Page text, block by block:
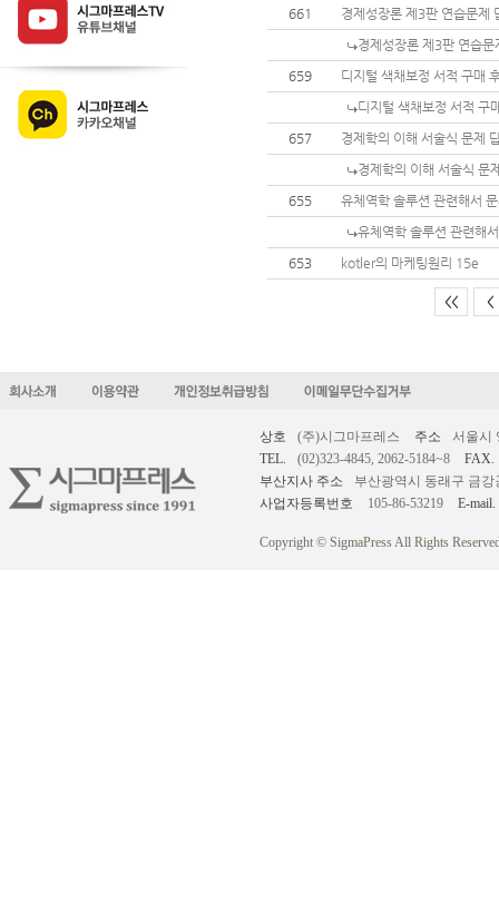
661
경제성장론 제3판 연습문제
경제성장론 제3판 연습문
659
디지털 색채보정 서적 구매
디지털 색채보정 서적 구
657
경제학의 이해 서술식 문제
경제학의 이해 서술식 문
655
유체역학 솔루션 관련해서
유체역학 솔루션 관련해
653
kotler의 마케팅원리 15e
<< <
상호 (주)시그마프레스 주소
서울시
TEL.
(02)323-4845, 2062-5184~8
FAX.
부산지사 주소
부산광역시 동래구 금강
사업자등록번호
105-86-53219 E-mail.
Copyright © SigmaPress All Rights